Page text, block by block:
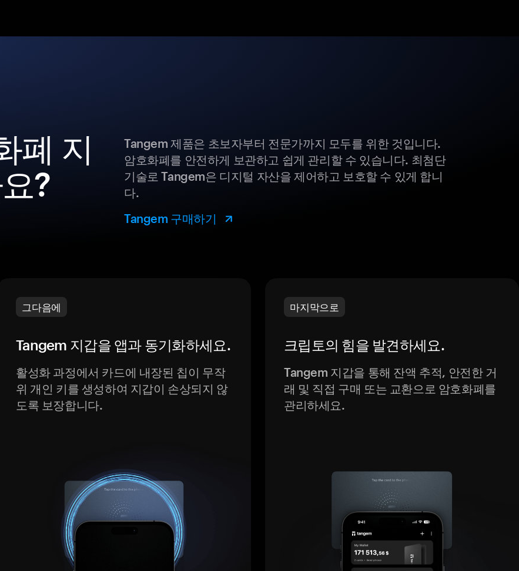
폐 지
?
Tangem 제품은 초보자부터 전문가까지 모두를 위한 것입니다.
암호화폐를 안전하게 보관하고 쉽게 관리할 수 있습니다. 최첨단
기술로 Tangem은 디지털 자산을 제어하고 보호할 수 있게 합니
다.
Tangem 구매하기
그다음에
Tangem 지갑을 앱과 동기화하세요.
활성화 과정에서 카드에 내장된 칩이 무작
위 개인 키를 생성하여 지갑이 손상되지 않
도록 보장합니다.
마지막으로
크립토의 힘을 발견하세요.
Tangem 지갑을 통해 잔액 추적, 안전한 거
래 및 직접 구매 또는 교환으로 암호화폐를
관리하세요.